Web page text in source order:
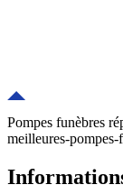
Pompes funèbres
meilleures-pompes-